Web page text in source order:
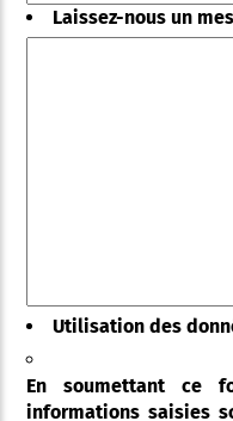
Laissez-nous un
Utilisation des
En soumettant ce
informations saisies